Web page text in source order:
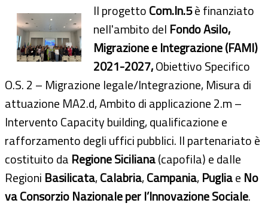
Il progettoCom.In.5è finanziato
nell'ambito del Fondo Asilo,
Migrazione e Integrazione (FAMI)
2021-2027,Obiettivo Specifico
O.S. 2 – Migrazione legale/Integrazione, Misura di
attuazione MA2.d, Ambito di applicazione 2.m –
Intervento Capacity building, qualificazione e
rafforzamento degli uffici pubblici. Il partenariato è
costituito da Regione Siciliana(capofila) e dalle
Regioni Basilicata,Calabria,Campania,Pugliae No
va Consorzio Nazionale per l’Innovazione Sociale.